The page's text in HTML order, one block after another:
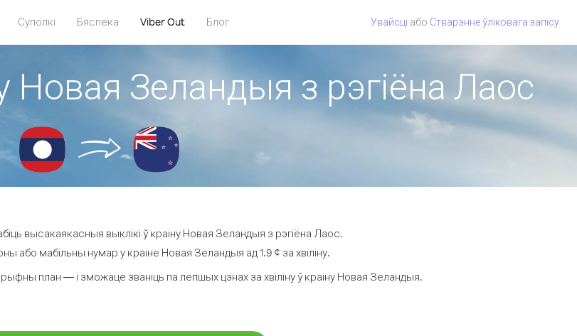
Суполкі Бяспека Viber Out Блог Увайсці або Стварэнне ўліковага запісу
Новая Зеландыя з рэгіёна Лаос
высакаякасныя выклікі ў краіну Новая Зеландыя з рэгіёна Лаос.
або мабільны нумар у краіне Новая Зеландыя ад 1.9 ¢ за хвіліну.
план — і зможаце званіць па лепшых цэнах за хвіліну ў краіну Новая Зеландыя.